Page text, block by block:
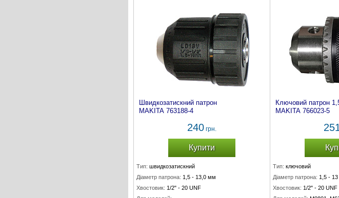
Швидкозатискний патрон
MAKITA 763188-4
240 грн.
Купити
Тип: швидкозатискний
Діаметр патрона: 1,5 - 13,0 мм
Хвостовик: 1/2" - 20 UNF
Ключовий патрон
MAKITA 766023-5
Тип: ключовий
Діаметр патрона: 1,5 -
Хвостовик: 1/2" - 20 UNF